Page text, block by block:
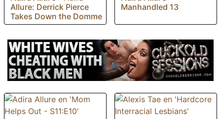
Allure: Derrick Pierce
Takes Down the Domme
Manhandled 13